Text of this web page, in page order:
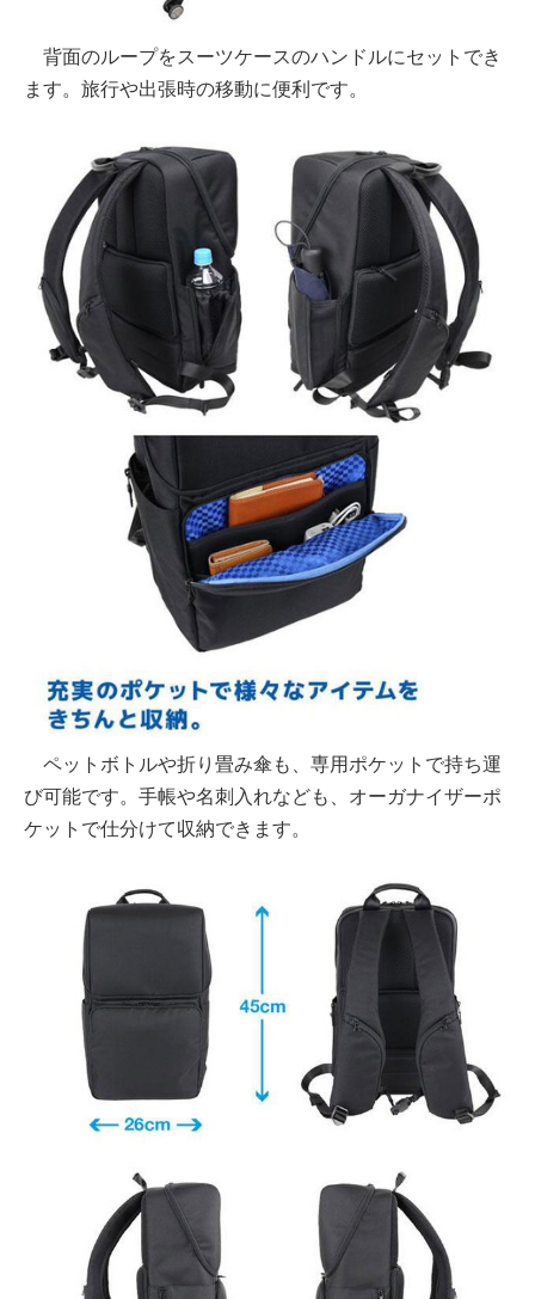
背面のループをスーツケースのハンドルにセットでき
ます。旅行や出張時の移動に便利です。
ペットボトルや折り畳み傘も、専用ポケットで持ち運
び可能です。手帳や名刺入れなども、オーガナイザーポ
ケットで仕分けて収納できます。